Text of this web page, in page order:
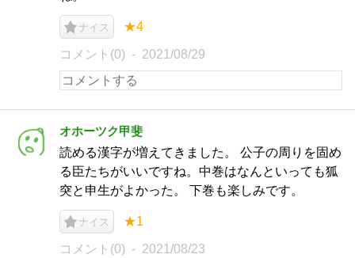
ナイス ★4
コメント(0) 2021/08/29
オホーツク甲斐
読める漢字が増えてきました。 公子の周りを固め
る臣たちがいいですね。中巻はなんといっても狐
突と申生がよかった。 下巻も楽しみです。
ナイス ★1
コメント(0) 2021/08/23